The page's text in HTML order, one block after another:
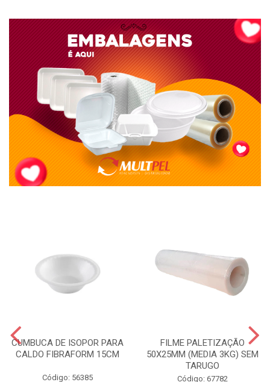
CUMBUCA DE ISOPOR PARA
CALDO FIBRAFORM 15CM
Código: 56385
FILME PALETIZAÇÃO
50X25MM (MEDIA 3KG) SEM
TARUGO
Código: 67782